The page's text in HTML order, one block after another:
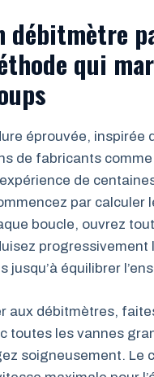
débitmètre
qui
éprouvée, inspirée
de fabricants
de
par calculer
boucle, ouvrez
progressivement
jusqu’à équilibrer
aux débitmètres,
toutes les vannes
soigneusement. Le